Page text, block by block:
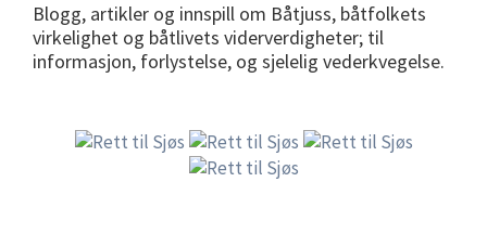
Blogg, artikler og innspill om Båtjuss, båtfolkets
virkelighet og båtlivets viderverdigheter; til
informasjon, forlystelse, og sjelelig vederkvegelse.